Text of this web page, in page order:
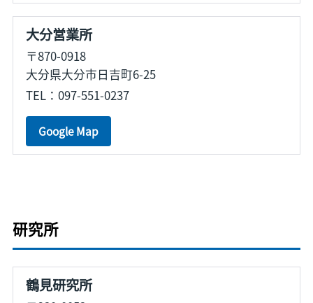
大分営業所
〒870-0918
大分県大分市日吉町6-25
TEL：097-551-0237
Google Map
研究所
鶴見研究所